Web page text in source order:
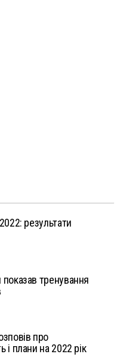
результати
тренування
про
і плани на 2022 рік